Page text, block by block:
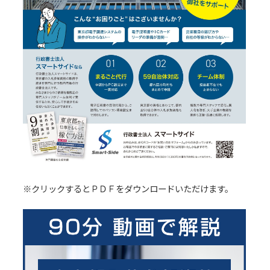
※クリックするとＰＤＦをダウンロードいただけます。